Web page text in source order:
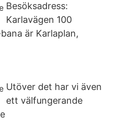
Besöksadress:
Karlavägen 100
är Karlaplan,
Utöver det har vi även
ett välfungerande